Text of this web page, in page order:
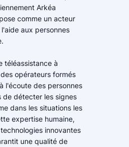
Arkéa
comme un acteur
aux personnes
téléassistance à
opérateurs formés
l'écoute des personnes
de détecter les signes
dans les situations les
expertise humaine,
innovantes
une qualité de